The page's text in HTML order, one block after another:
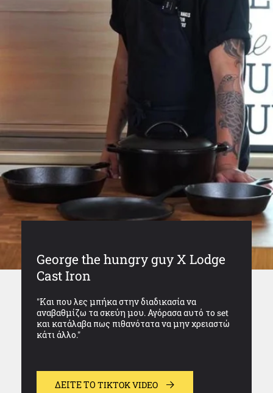
George the hungry guy X Lodge
Cast Iron
"Και που λες μπήκα στην διαδικασία να
αναβαθμίζω τα σκεύη μου. Αγόρασα αυτό το set
και κατάλαβα πως πιθανότατα να μην χρειαστώ
κάτι άλλο."
ΔΕΊΤΕ ΤΟ TIKTOK VIDEO